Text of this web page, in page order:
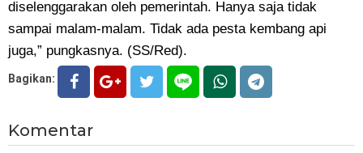
diselenggarakan oleh pemerintah. Hanya saja tidak
sampai malam-malam. Tidak ada pesta kembang api
juga,” pungkasnya. (SS/Red).
Bagikan:
Komentar